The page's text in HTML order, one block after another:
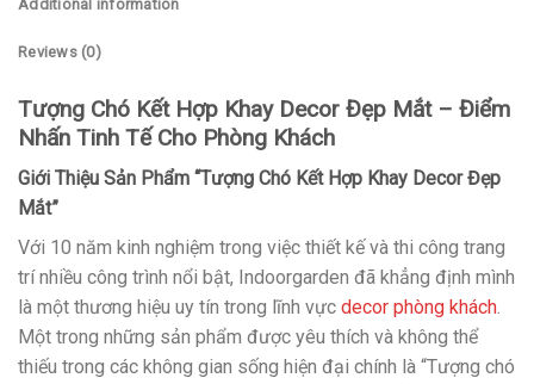
Additional information
Reviews (0)
Tượng Chó Kết Hợp Khay Decor Đẹp Mắt – Điểm
Nhấn Tinh Tế Cho Phòng Khách
Giới Thiệu Sản Phẩm “Tượng Chó Kết Hợp Khay Decor Đẹp
Mắt”
Với 10 năm kinh nghiệm trong việc thiết kế và thi công trang
trí nhiều công trình nổi bật, Indoorgarden đã khẳng định mình
là một thương hiệu uy tín trong lĩnh vực decor phòng khách.
Một trong những sản phẩm được yêu thích và không thể
thiếu trong các không gian sống hiện đại chính là “Tượng chó